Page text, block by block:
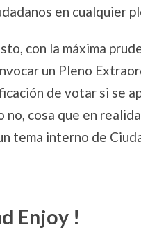
en cualquier
con la máxima
un Pleno
de votar si se
no, cosa que en
tema interno de
Enjoy !